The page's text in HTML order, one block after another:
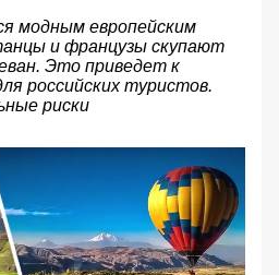
модным европейским
и французы скупают
Это приведет к
российских туристов.
риски